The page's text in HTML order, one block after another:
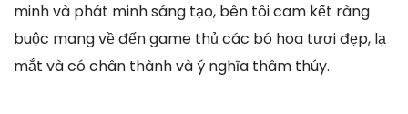
minh và phát minh sáng tạo, bên tôi cam kết ràng
buộc mang về đến game thủ các bó hoa tươi đẹp, lạ
mắt và có chân thành và ý nghĩa thâm thúy.